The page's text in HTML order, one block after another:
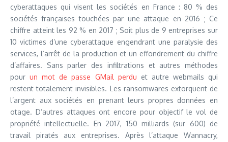
cyberattaques qui visent les sociétés en France : 80 % des
sociétés françaises touchées par une attaque en 2016 ; Ce
chiffre atteint les 92 % en 2017 ; Soit plus de 9 entreprises sur
10 victimes d’une cyberattaque engendrant une paralysie des
services, l’arrêt de la production et un effondrement du chiffre
d’affaires. Sans parler des infiltrations et autres méthodes
pourun mot de passe GMail perdu et autre webmails qui
restent totalement invisibles. Les ransomwares extorquent de
l’argent aux sociétés en prenant leurs propres données en
otage. D’autres attaques ont encore pour objectif le vol de
propriété intellectuelle. En 2017, 150 milliards (sur 600) de
travail piratés aux entreprises. Après l’attaque Wannacry,